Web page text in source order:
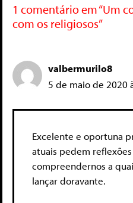
1 comentário em “Um
com os religiosos”
valbermurilo8
5 de maio de 2020
Excelente e oportuna
atuais pedem
compreendernos a
lançar doravante.